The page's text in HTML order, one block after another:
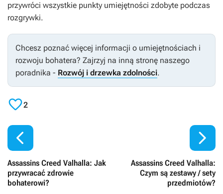
przywróci wszystkie punkty umiejętności zdobyte podczas
rozgrywki.
Chcesz poznać więcej informacji o umiejętnościach i
rozwoju bohatera? Zajrzyj na inną stronę naszego
poradnika - Rozwój i drzewka zdolności.
2

Assassins Creed Valhalla: Jak
przywracać zdrowie
bohaterowi?
Assassins Creed Valhalla:
Czym są zestawy / sety
przedmiotów?
